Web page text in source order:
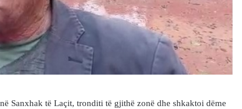
Sanxhak të Laçit, tronditi të gjithë zonë dhe shkaktoi dëme